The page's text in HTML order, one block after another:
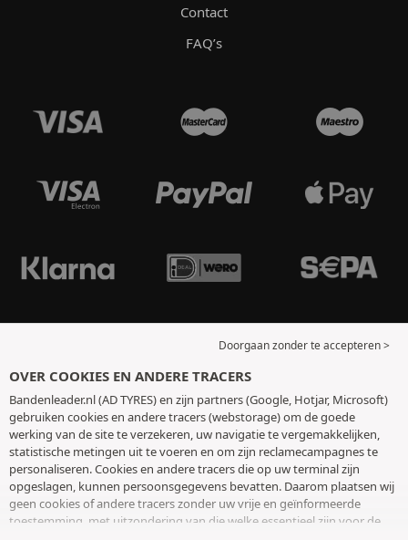
Contact
FAQ’s
Doorgaan zonder te accepteren >
OVER COOKIES EN ANDERE TRACERS
Bandenleader.nl (AD TYRES) en zijn partners (Google, Hotjar, Microsoft)
gebruiken cookies en andere tracers (webstorage) om de goede
werking van de site te verzekeren, uw navigatie te vergemakkelijken,
statistische metingen uit te voeren en om zijn reclamecampagnes te
personaliseren. Cookies en andere tracers die op uw terminal zijn
opgeslagen, kunnen persoonsgegevens bevatten. Daarom plaatsen wij
geen cookies of andere tracers zonder uw vrije en geïnformeerde
toestemming, met uitzondering van die welke essentieel zijn voor de